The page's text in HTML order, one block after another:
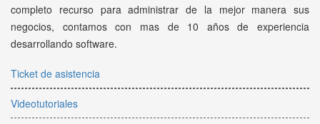
completo recurso para administrar de la mejor manera sus
negocios, contamos con mas de 10 años de experiencia
desarrollando software.
Ticket de asistencia
Videotutoriales